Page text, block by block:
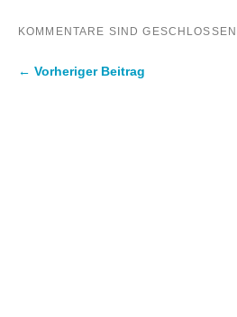
KOMMENTARE SIND GESCHLOSSEN.
← Vorheriger Beitrag